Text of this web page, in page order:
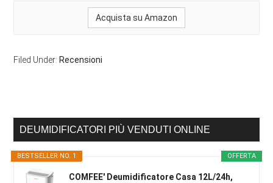
Acquista su Amazon
Filed Under:Recensioni
Primary
Sidebar
DEUMIDIFICATORI PIÙ VENDUTI ONLINE
OFFERTA
BESTSELLER NO. 1
COMFEE' Deumidificatore Casa 12L/24h,